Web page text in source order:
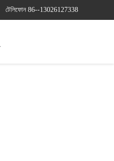
টেলিফোন 86--13026127338